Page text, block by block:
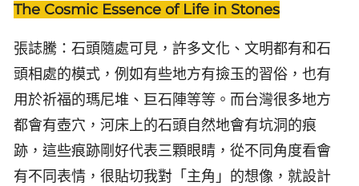
The Cosmic Essence of Life in Stones
張誌騰：石頭隨處可見，許多文化、文明都有和石
頭相處的模式，例如有些地方有撿玉的習俗，也有
用於祈福的瑪尼堆、巨石陣等等。而台灣很多地方
都會有壺穴，河床上的石頭自然地會有坑洞的痕
跡，這些痕跡剛好代表三顆眼睛，從不同角度看會
有不同表情，很貼切我對「主角」的想像，就設計